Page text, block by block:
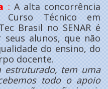
: A alta concorrência
Técnico em
Brasil no SENAR é
alunos, que não
do ensino, do
docente.
estruturado, tem uma
todo o apoio